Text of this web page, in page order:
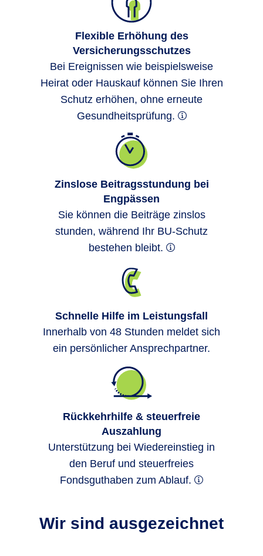
BU betrifft alle Berufe
Das Risiko konzentriert sichnicht nur auf
Berufe mit hoher körperlicher
Belastung. Auchklassische
Schreibtischberufesind betroffen.
Langer Bildschirmkontakt, monotone
Haltung und fehlende Bewegung
belasten den Rücken.Hoher Zeitdruck
und ständige Erreichbarkeiterhöhen
die psychische Last. So entsteht
Berufsunfähigkeit quer durch viele
Branchen und Altersgruppen.
Berufsunfähigkeitsversicherung an. Wir
zahlen die vereinbarte
Berufsunfähigkeitsrente monatlich, wenn
Ihre Tätigkeit aus gesundheitlichen
Gründen nicht mehr möglich ist. So haben
zu halten und die Zeit ohne Gehalt zu
Flexible Erhöhung des
Versicherungsschutzes
Bei Ereignissen wie beispielsweise
Heirat oder Hauskauf können Sie Ihren
Schutz erhöhen, ohne erneute
Gesundheitsprüfung.
Zinslose Beitragsstundung bei
Engpässen
Sie können die Beiträge zinslos
stunden, während Ihr BU-Schutz
bestehen bleibt.
Schnelle Hilfe im Leistungsfall
Innerhalb von 48 Stunden meldet sich
ein persönlicher Ansprechpartner.
Rückkehrhilfe & steuerfreie
Auszahlung
Unterstützung bei Wiedereinstieg in
den Beruf und steuerfreies
Fondsguthaben zum Ablauf.
Wir sind ausgezeichnet